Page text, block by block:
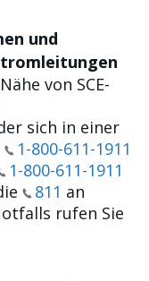
und
von SCE-
sich in einer
1-800-611-1911
1-800-611-1911
811 an
rufen Sie